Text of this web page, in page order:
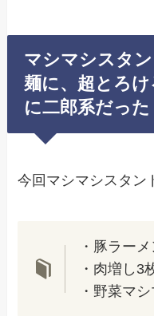
マシマシスタ
麺に、超とろ
に二郎系だった
今回マシマシスタン
・豚ラー
・肉増し
・野菜マ